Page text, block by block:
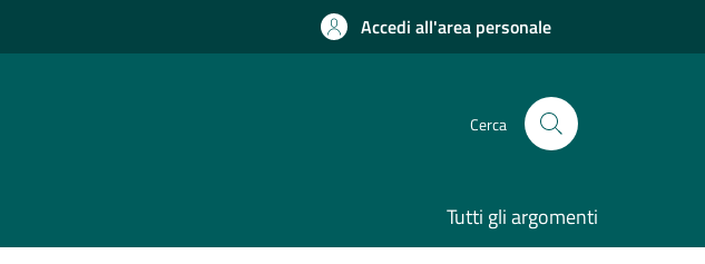
Accedi all'area personale
Cerca
Tutti gli argomenti